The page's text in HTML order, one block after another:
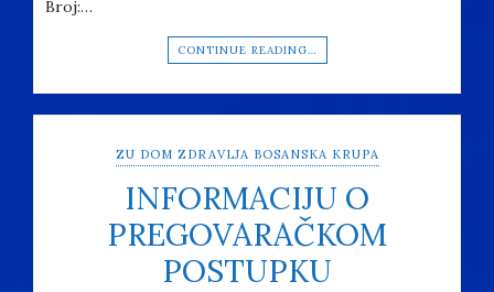
Broj:…
CONTINUE READING…
ZU DOM ZDRAVLJA BOSANSKA KRUPA
INFORMACIJU O
PREGOVARAČKOM
POSTUPKU